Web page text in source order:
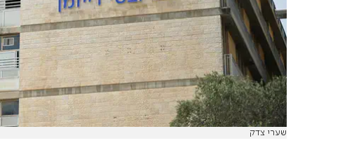
שערי צדק